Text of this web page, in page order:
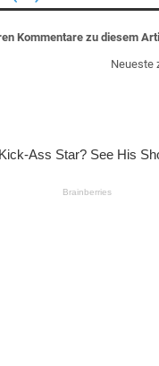
Kommentare zu diesem
Neueste